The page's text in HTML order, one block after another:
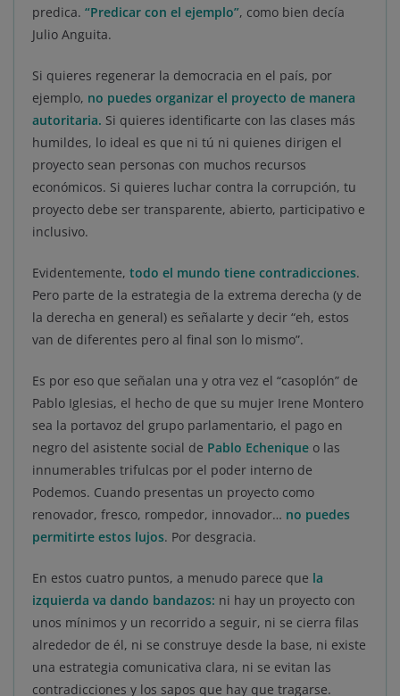
predica. “Predicar con el ejemplo”, como bien decía
Julio Anguita.
Si quieres regenerar la democracia en el país, por
ejemplo, no puedes organizar el proyecto de manera
autoritaria. Si quieres identificarte con las clases más
humildes, lo ideal es que ni tú ni quienes dirigen el
proyecto sean personas con muchos recursos
económicos. Si quieres luchar contra la corrupción, tu
proyecto debe ser transparente, abierto, participativo e
inclusivo.
Evidentemente, todo el mundo tiene contradicciones.
Pero parte de la estrategia de la extrema derecha (y de
la derecha en general) es señalarte y decir “eh, estos
van de diferentes pero al final son lo mismo”.
Es por eso que señalan una y otra vez el “casoplón” de
Pablo Iglesias, el hecho de que su mujer Irene Montero
sea la portavoz del grupo parlamentario, el pago en
negro del asistente social de Pablo Echenique o las
innumerables trifulcas por el poder interno de
Podemos. Cuando presentas un proyecto como
renovador, fresco, rompedor, innovador… no puedes
permitirte estos lujos. Por desgracia.
En estos cuatro puntos, a menudo parece que la
izquierda va dando bandazos: ni hay un proyecto con
unos mínimos y un recorrido a seguir, ni se cierra filas
alrededor de él, ni se construye desde la base, ni existe
una estrategia comunicativa clara, ni se evitan las
contradicciones y los sapos que hay que tragarse.